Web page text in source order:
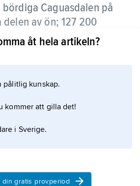
Caguasdalen på
av ön; 127 200
Staden är ett
åt hela artikeln?
pålitlig kunskap.
kommer att gilla det!
i Sverige.
din gratis provperiod